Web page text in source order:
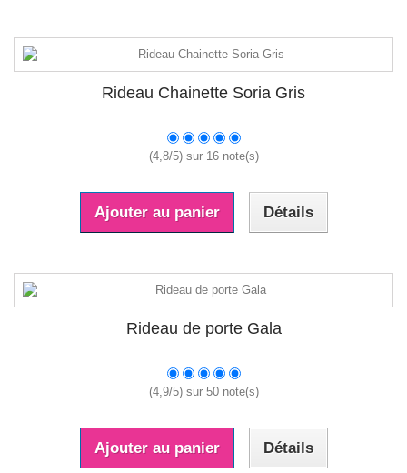
Rideau Chainette Soria Gris
(4,8/5) sur 16note(s)
Ajouter au panier Détails
Rideau de porte Gala
(4,9/5) sur 50note(s)
Ajouter au panier Détails